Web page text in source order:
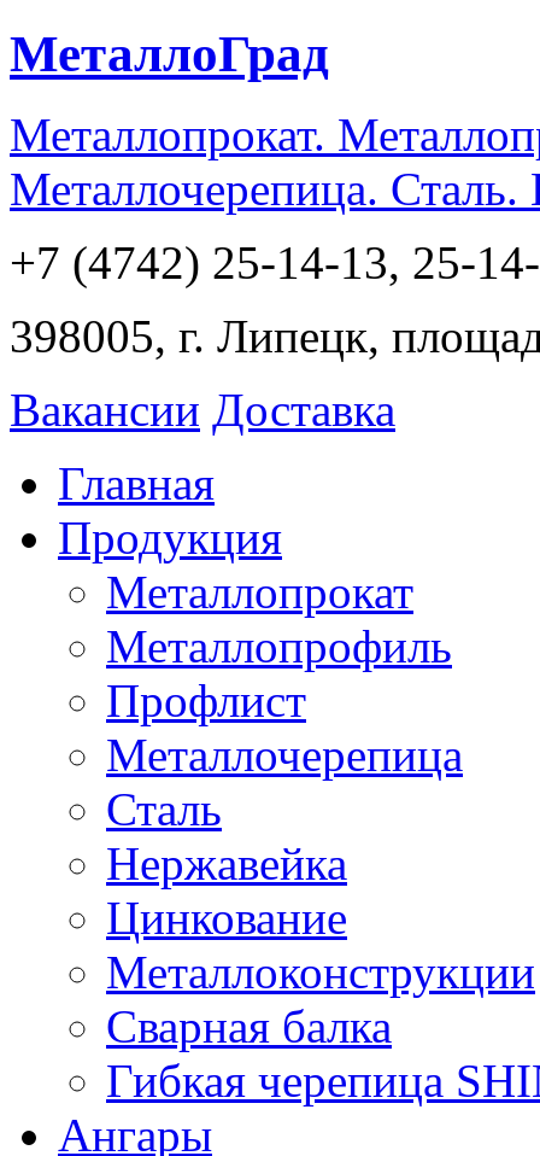
МеталлоГрад
Металлопрокат.
Металлочерепица.
+7 (4742) 25-14-13, 25-
398005, г. Липецк,
Вакансии Доставка
Главная
Продукция
Металлопрокат
Металлопрофиль
Профлист
Металлочерепица
Сталь
Нержавейка
Цинкование
Металлоконструкции
Сварная балка
Гибкая черепица
Ангары